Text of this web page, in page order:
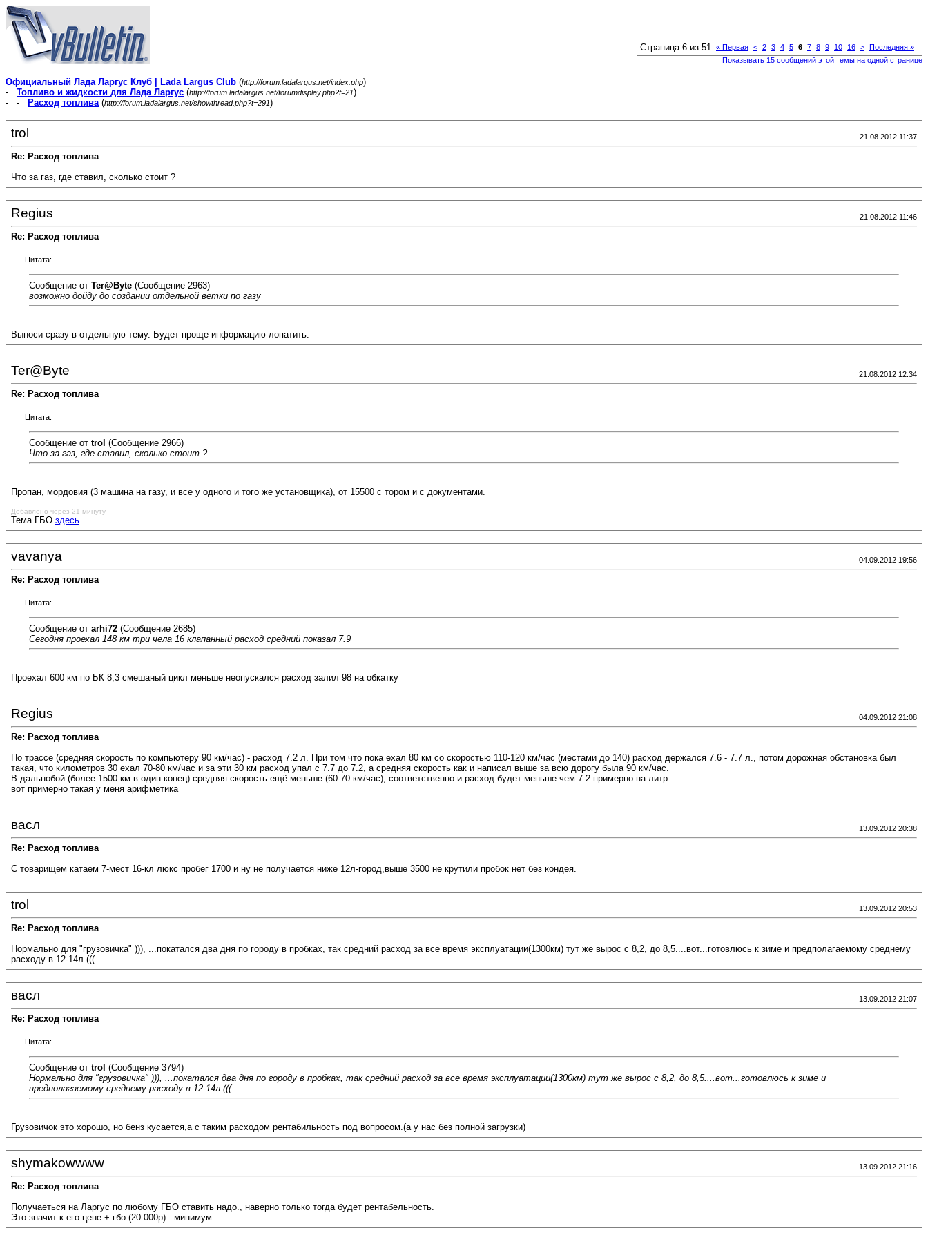
Страница 6 из 51 « Первая < 2 3 4 5 6 7 8 9 10 16 > Последняя »
Показывать 15 сообщений этой темы на одной странице
Официальный Лада Ларгус Клуб | Lada Largus Club (http://forum.ladalargus.net/index.php)
- Топливо и жидкости для Лада Ларгус (http://forum.ladalargus.net/forumdisplay.php?f=21)
- -
Расход топлива(http://forum.ladalargus.net/showthread.php?t=291)
trol 21.08.2012 11:37
Re: Расход топлива
Что за газ, где ставил, сколько стоит ?
Regius 21.08.2012 11:46
Re: Расход топлива
Цитата:
Сообщение от Ter@Byte (Сообщение 2963)
возможно дойду до создании отдельной ветки по газу
Выноси сразу в отдельную тему. Будет проще информацию лопатить.
Ter@Byte 21.08.2012 12:34
Re: Расход топлива
Цитата:
Сообщение от trol (Сообщение 2966)
Что за газ, где ставил, сколько стоит ?
Пропан, мордовия (3 машина на газу, и все у одного и того же установщика), от 15500 с тором и с документами.
Добавлено через 21 минуту
Тема ГБО здесь
vavanya 04.09.2012 19:56
Re: Расход топлива
Цитата:
Сообщение от arhi72 (Сообщение 2685)
Сегодня проехал 148 км три чела 16 клапанный расход средний показал 7.9
Проехал 600 км по БК 8,3 смешаный цикл меньше неопускался расход залил 98 на обкатку
Regius 04.09.2012 21:08
Re: Расход топлива
По трассе (средняя скорость по компьютеру 90 км/час) - расход 7.2 л. При том что пока ехал 80 км со скоростью 110-120 км/час (местами до 140) расход держался 7.6 - 7.7 л., потом дорожная обстановка был
такая, что километров 30 ехал 70-80 км/час и за эти 30 км расход упал с 7.7 до 7.2, а средняя скорость как и написал выше за всю дорогу была 90 км/час.
В дальнобой (более 1500 км в один конец) средняя скорость ещё меньше (60-70 км/час), соответственно и расход будет меньше чем 7.2 примерно на литр.
вот примерно такая у меня арифметика
васл 13.09.2012 20:38
Re: Расход топлива
С товарищем катаем 7-мест 16-кл люкс пробег 1700 и ну не получается ниже 12л-город,выше 3500 не крутили пробок нет без кондея.
trol 13.09.2012 20:53
Re: Расход топлива
Нормально для "грузовичка" ))), ...покатался два дня по городу в пробках, так средний расход за все время эксплуатации(1300км) тут же вырос с 8,2, до 8,5....вот...готовлюсь к зиме и предполагаемому среднему
расходу в 12-14л (((
васл 13.09.2012 21:07
Re: Расход топлива
Цитата:
Сообщение от trol (Сообщение 3794)
Нормально для "грузовичка" ))), ...покатался два дня по городу в пробках, так средний расход за все время эксплуатации(1300км) тут же вырос с 8,2, до 8,5....вот...готовлюсь к зиме и
предполагаемому среднему расходу в 12-14л (((
Грузовичок это хорошо, но бенз кусается,а с таким расходом рентабильность под вопросом.(а у нас без полной загрузки)
shymakowwww 13.09.2012 21:16
Re: Расход топлива
Получаеться на Ларгус по любому ГБО ставить надо., наверно только тогда будет рентабельность.
Это значит к его цене + гбо (20 000р) ..минимум.